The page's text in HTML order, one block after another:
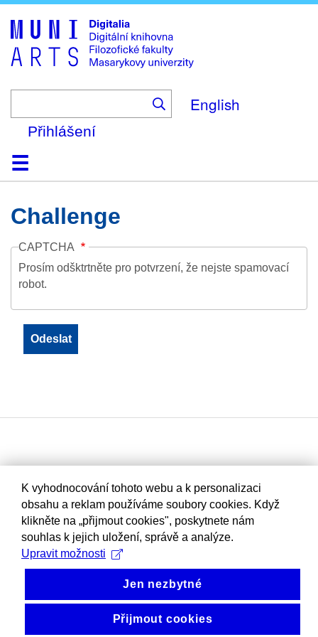
to
main
content
English
Přihlášení
DomůKolekce
Prohlížení
Vyhledávání
O platformě
Nápověda
KontaktDigitalia
Challenge
CAPTCHA
Prosím odšktrtněte pro potvrzení, že nejste spamovací
robot.
K vyhodnocování tohoto webu a k personalizaci
obsahu a reklam používáme soubory cookies. Když
klikněte na „přijmout cookies", poskytnete nám
souhlas k jejich uložení, správě a analýze.
Upravit možnosti
Jen nezbytné
Přijmout cookies